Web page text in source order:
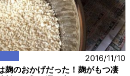
2016/11/10
麹のおかげだった！麹がもつ凄